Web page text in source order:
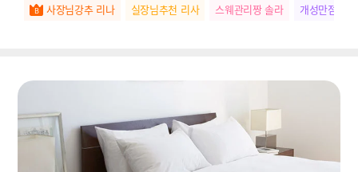
사장님강추 리나 실장님추천 리사 스웨관리짱 솔라 개성만점 사라